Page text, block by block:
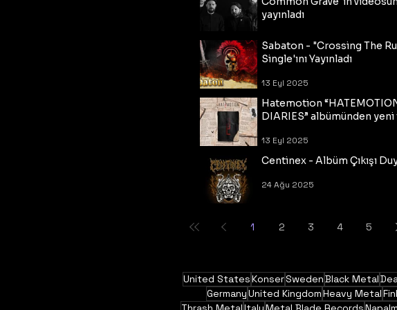
yayınladı
Sabaton - "Crossing The
Single'ını Yayınladı
13 Eyl 2025
Hatemotion
DIARIES” albümünden
13 Eyl 2025
Centinex - Albüm Çıkışı
24 Ağu 2025
1 2 3 4 5
United StatesKonserSwedenBlack Metal
GermanyUnited KingdomHeavy Metal